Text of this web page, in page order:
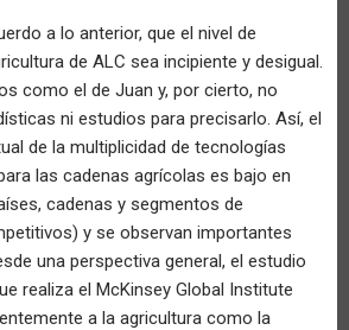
a lo anterior, que el nivel de
de ALC sea incipiente y desigual.
como el de Juan y, por cierto, no
ni estudios para precisarlo. Así, el
de la multiplicidad de tecnologías
las cadenas agrícolas es bajo en
cadenas y segmentos de
y se observan importantes
una perspectiva general, el estudio
realiza el McKinsey Global Institute
a la agricultura como la